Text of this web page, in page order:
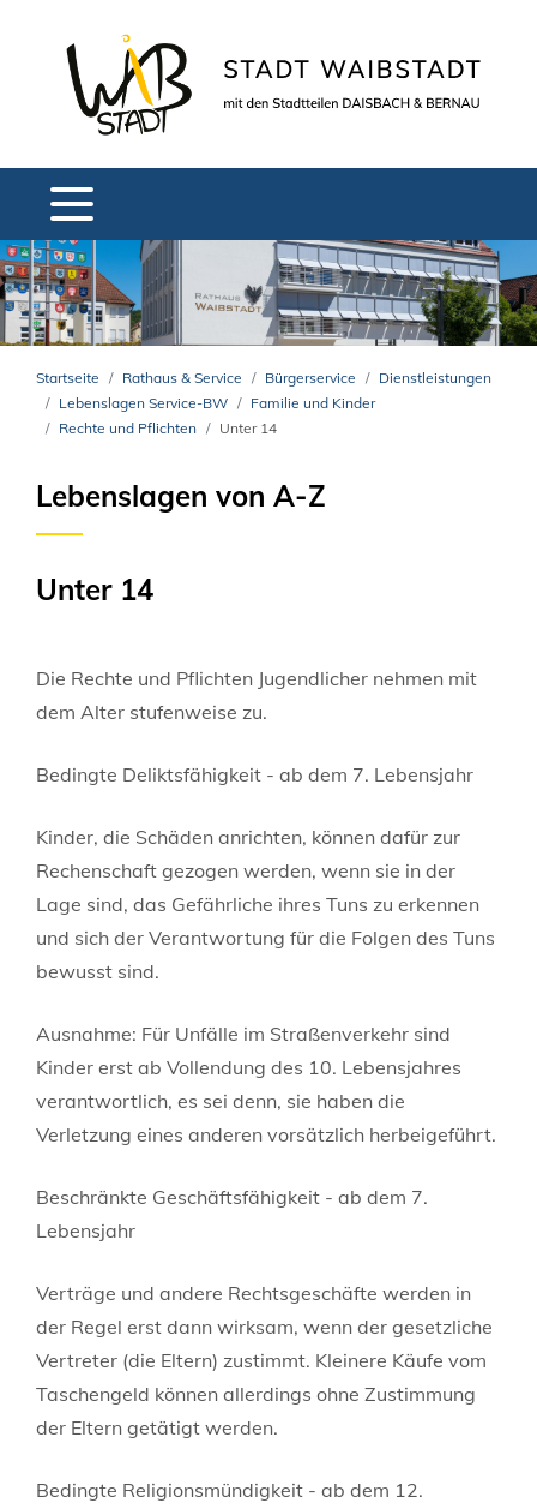
Startseite Rathaus & Service Bürgerservice
Dienstleistungen
Lebenslagen Service-BW
Familie und Kinder
Rechte und Pflichten
Unter 14
Lebenslagen von A-Z
Unter 14
Die Rechte und Pflichten Jugendlicher nehmen mit
dem Alter stufenweise zu.
Bedingte Deliktsfähigkeit - ab dem 7. Lebensjahr
Kinder, die Schäden anrichten, können dafür zur
Rechenschaft gezogen werden, wenn sie in der
Lage sind, das Gefährliche ihres Tuns zu erkennen
und sich der Verantwortung für die Folgen des Tuns
bewusst sind.
Ausnahme: Für Unfälle im Straßenverkehr sind
Kinder erst ab Vollendung des 10. Lebensjahres
verantwortlich, es sei denn, sie haben die
Verletzung eines anderen vorsätzlich herbeigeführt.
Beschränkte Geschäftsfähigkeit - ab dem 7.
Lebensjahr
Verträge und andere Rechtsgeschäfte werden in
der Regel erst dann wirksam, wenn der gesetzliche
Vertreter (die Eltern) zustimmt. Kleinere Käufe vom
Taschengeld können allerdings ohne Zustimmung
der Eltern getätigt werden.
Bedingte Religionsmündigkeit - ab dem 12.